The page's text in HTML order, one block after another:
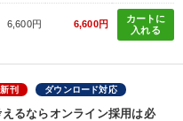
6,600円 6,600円
カートに
入れる
刊 ダウンロード対応
るならオンライン採用は必